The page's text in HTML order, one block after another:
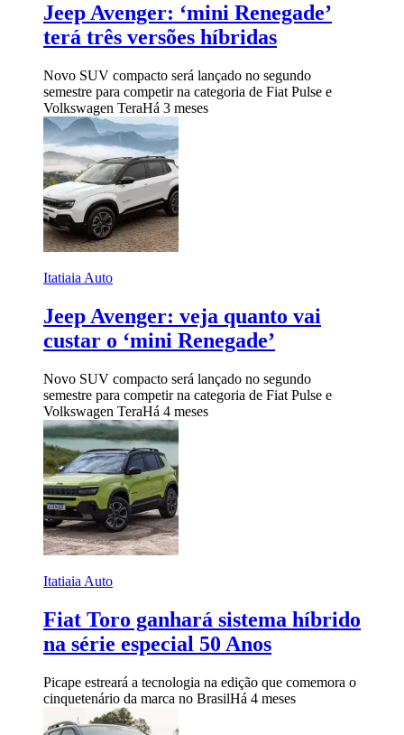
Jeep Avenger: ‘mini Renegade’
terá três versões híbridas
Novo SUV compacto será lançado no segundo
semestre para competir na categoria de Fiat Pulse e
Volkswagen TeraHá 3 meses
Itatiaia Auto
Jeep Avenger: veja quanto vai
custar o ‘mini Renegade’
Novo SUV compacto será lançado no segundo
semestre para competir na categoria de Fiat Pulse e
Volkswagen TeraHá 4 meses
Itatiaia Auto
Fiat Toro ganhará sistema híbrido
na série especial 50 Anos
Picape estreará a tecnologia na edição que comemora o
cinquetenário da marca no BrasilHá 4 meses